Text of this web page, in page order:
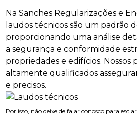
Na Sanches Regularizações e
laudos técnicos são um padrão
proporcionando uma análise
a segurança e conformidade
propriedades e edifícios. Nossos
altamente qualificados
e precisos.
Por isso, não deixe de falar conosco para